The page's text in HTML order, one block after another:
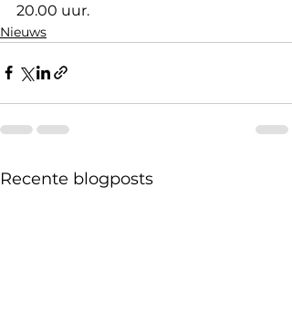
20.00 uur.
Nieuws
Recente blogposts